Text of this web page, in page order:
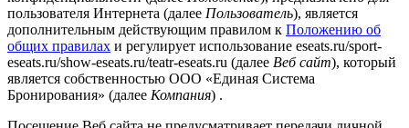
пользователя Интернета (далее Пользователь), является
дополнительным действующим правилом к Положению об
общих правилах и регулирует использование eseats.ru/sport-
eseats.ru/show-eseats.ru/teatr-eseats.ru (далее Веб сайт), который
является собственностью ООО «Единая Система
Бронирования» (далее Компания) .